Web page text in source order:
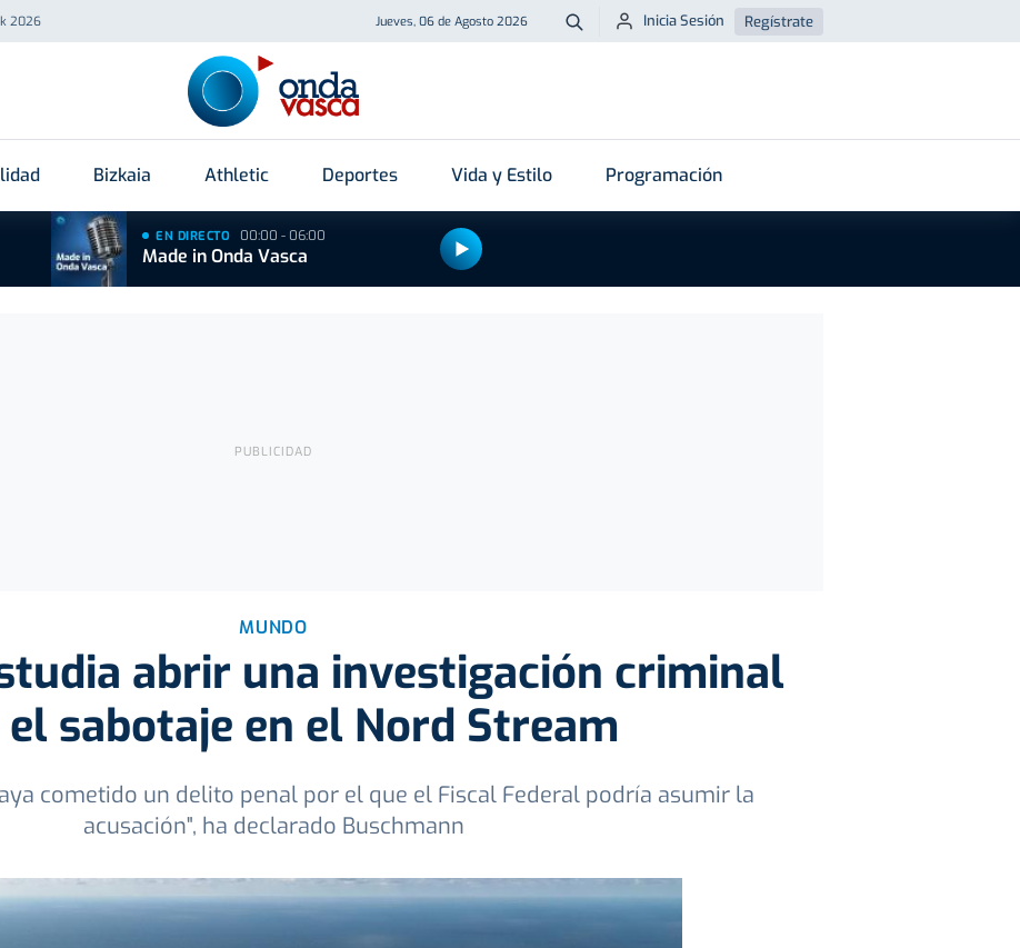
2026 Jueves, 06 de Agosto 2026 Buscar
Inicia Sesión Regístrate
Bizkaia Athletic Deportes Vida y Estilo Programación
EN DIRECTO 00:00 - 06:00
Made in Onda Vasca
MUNDO
abrir una investigación criminal
sabotaje en el Nord Stream
cometido un delito penal por el que el Fiscal Federal podría asumir la
acusación", ha declarado Buschmann